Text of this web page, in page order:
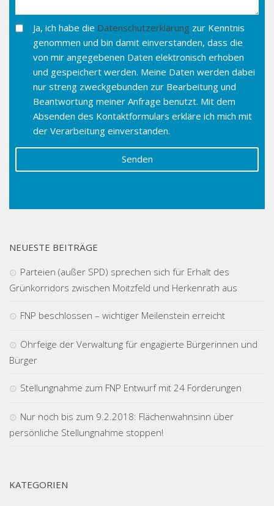
Ja, ich habe die Datenschutzerklärung zur Kenntnis
genommen und bin damit einverstanden, dass die
von mir angegebenen Daten elektronisch erhoben
und gespeichert werden. Meine Daten werden dabei
nur streng zweckgebunden zur Bearbeitung und
Beantwortung meiner Anfrage benutzt. Mit dem
Absenden des Kontaktformulars erkläre ich mich mit
der Verarbeitung einverstanden.
NEUESTE BEITRÄGE
Parteien (außer SPD) sprechen sich für Erhalt des
Grünkorridors zwischen Moitzfeld und Herkenrath aus
FNP beschlossen – wichtiger Meilenstein erreicht
Ohrfeige der Verwaltung für engagierte Bürgerinnen und
Bürger
Stellungnahme zum FNP Entwurf mit 24 Forderungen
Nur noch bis zum 9.2.2018: Flächenwahnsinn über
persönliche Stellungnahme stoppen!
KATEGORIEN